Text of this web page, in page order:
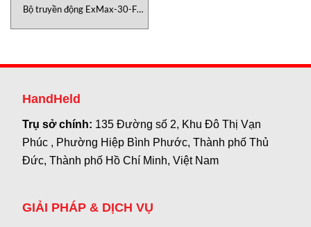
Bộ truyền động ExMax-30-F
Schischek Rotork
HandHeld
Trụ sở chính: 135 Đường số 2, Khu Đô Thị Vạn
Phúc , Phường Hiệp Bình Phước, Thành phố Thủ
Đức, Thành phố Hồ Chí Minh, Việt Nam
GIẢI PHÁP & DỊCH VỤ